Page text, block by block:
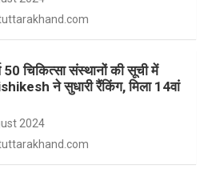
50 चिकित्सा संस्थानों की सूची में
ने सुधारी रैंकिंग, मिला 14वां
2024